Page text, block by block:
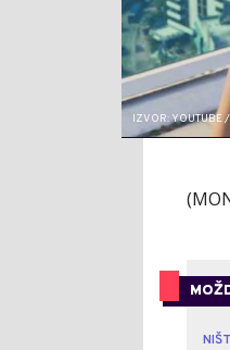
IZVOR: YOUTUBE